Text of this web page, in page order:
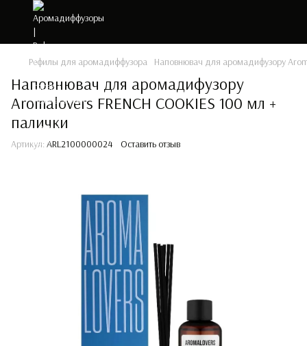
Рефилы для аромадиффузора Наповнювач для аромадифузору
Наповнювач для аромадифузору
Aromalovers FRENCH COOKIES 100 мл +
палички
Артикул: ARL2100000024 Оставить отзыв